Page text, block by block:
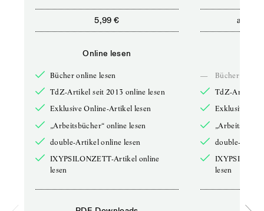
5,99 €
Online lesen
Bücher online lesen
TdZ-Artikel seit 2013 online lesen
Exklusive Online-Artikel lesen
„Arbeitsbücher“ online lesen
double-Artikel online lesen
IXYPSILONZETT-Artikel online
lesen
ab
—
Bücher online
TdZ-Artikel
Exklusive
double-
lesen